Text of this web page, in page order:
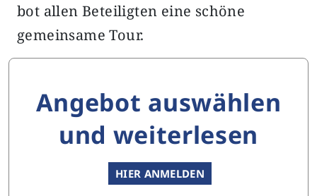
bot allen Beteiligten eine schöne
gemeinsame Tour.
Angebot auswählen
und weiterlesen
HIER ANMELDEN